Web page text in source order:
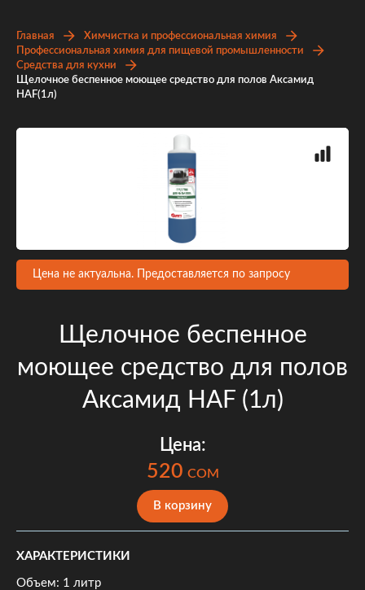
Главная
Химчистка и профессиональная химия
Профессиональная химия для пищевой промышленности
Средства для кухни
Щелочное беспенное моющее средство для полов Аксамид
HАF(1л)
Цена не актуальна. Предоставляется по запросу
Щелочное беспенное
моющее средство для полов
Аксамид HАF (1л)
Цена:
520 COM
В корзину
ХАРАКТЕРИСТИКИ
Объем: 1 литр